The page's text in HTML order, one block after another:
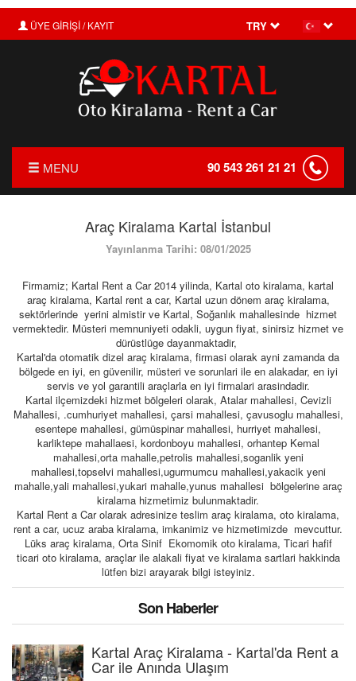
ÜYE GİRİŞİ / KAYIT TRY
MENU 90 543 261 21 21
HAKKIMIZDA
TRANSFER
KIRALAMA KOŞULLARI
FILO KIRALAMA
S.S.S.
İLETİŞİM
Araç Kiralama Kartal İstanbul
Yayınlanma Tarihi: 08/01/2025
Firmamiz; Kartal Rent a Car 2014 yilinda, Kartal oto kiralama, kartal
araç kiralama, Kartal rent a car, Kartal uzun dönem araç kiralama,
sektörlerinde yerini almistir ve Kartal, Soğanlık mahallesinde hizmet
vermektedir. Müsteri memnuniyeti odakli, uygun fiyat, sinirsiz hizmet ve
dürüstlüge dayanmaktadir,
Kartal'da otomatik dizel araç kiralama, firmasi olarak ayni zamanda da
bölgede en iyi, en güvenilir, müsteri ve sorunlari ile en alakadar, en iyi
servis ve yol garantili araçlarla en iyi firmalari arasindadir.
Kartal ilçemizdeki hizmet bölgeleri olarak, Atalar mahallesi, Cevizli
Mahallesi, .cumhuriyet mahallesi, çarsi mahallesi, çavusoglu mahallesi,
esentepe mahallesi, gümüspinar mahallesi, hurriyet mahallesi,
karliktepe mahallaesi, kordonboyu mahallesi, orhantep Kemal
mahallesi,orta mahalle,petrolis mahallesi,soganlik yeni
mahallesi,topselvi mahallesi,ugurmumcu mahallesi,yakacik yeni
mahalle,yali mahallesi,yukari mahalle,yunus mahallesi bölgelerine araç
kiralama hizmetimiz bulunmaktadir.
Kartal Rent a Car olarak adresinize teslim araç kiralama, oto kiralama,
rent a car, ucuz araba kiralama, imkanimiz ve hizmetimizde mevcuttur.
Lüks araç kiralama, Orta Sinif Ekomomik oto kiralama, Ticari hafif
ticari oto kiralama, araçlar ile alakali fiyat ve kiralama sartlari hakkinda
lütfen bizi arayarak bilgi isteyiniz.
Son Haberler
Kartal Araç Kiralama - Kartal'da Rent a
Car ile Anında Ulaşım